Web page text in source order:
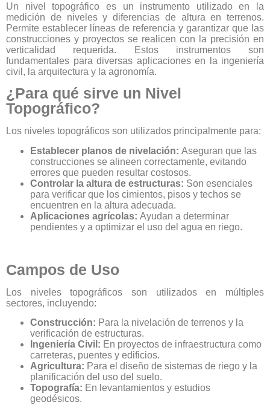
Un nivel topográfico es un instrumento utilizado en la
medición de niveles y diferencias de altura en terrenos.
Permite establecer líneas de referencia y garantizar que las
construcciones y proyectos se realicen con la precisión en
verticalidad requerida. Estos instrumentos son
fundamentales para diversas aplicaciones en la ingeniería
civil, la arquitectura y la agronomía.
¿Para qué sirve un Nivel
Topográfico?
Los niveles topográficos son utilizados principalmente para:
Establecer planos de nivelación: Aseguran que las
construcciones se alineen correctamente, evitando
errores que pueden resultar costosos.
Controlar la altura de estructuras: Son esenciales
para verificar que los cimientos, pisos y techos se
encuentren en la altura adecuada.
Aplicaciones agrícolas: Ayudan a determinar
pendientes y a optimizar el uso del agua en riego.
Campos de Uso
Los niveles topográficos son utilizados en múltiples
sectores, incluyendo:
Construcción: Para la nivelación de terrenos y la
verificación de estructuras.
Ingeniería Civil: En proyectos de infraestructura como
carreteras, puentes y edificios.
Agricultura: Para el diseño de sistemas de riego y la
planificación del uso del suelo.
Topografía: En levantamientos y estudios
geodésicos.